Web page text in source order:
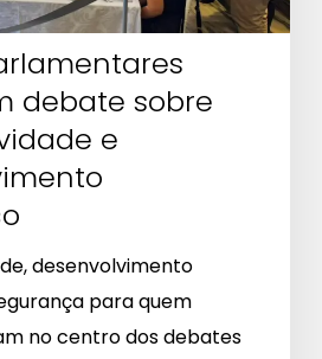
debate sobre
e
desenvolvimento
para quem
no centro dos debates